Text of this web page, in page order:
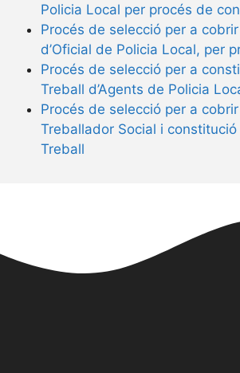
Policia Local per procés de
Procés de selecció per a
d’Oficial de Policia Local, per
Procés de selecció per a
Treball d’Agents de Policia
Procés de selecció per a
Treballador Social i
Treball